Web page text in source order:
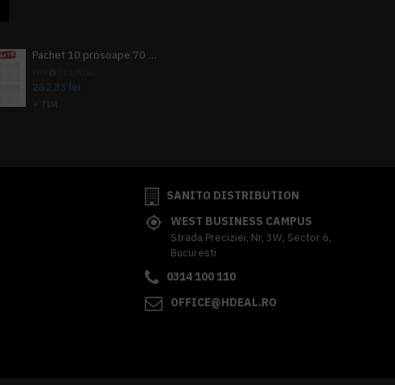
Pachet 10 prosoape 70 x 140cm 9 + 1 gratuit
282,33 lei
+ TVA
SANITO DISTRIBUTION
WEST BUSINESS CAMPUS
Strada Preciziei, Nr, 3W, Sector 6,
Bucuresti
0314 100 110
OFFICE@HDEAL.RO